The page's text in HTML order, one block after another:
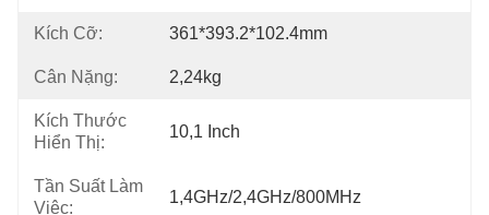
Kích Cỡ: 361*393.2*102.4mm
Cân Nặng: 2,24kg
Kích Thước
Hiển Thị:
10,1 Inch
Tần Suất Làm
Việc:
1,4GHz/2,4GHz/800MHz